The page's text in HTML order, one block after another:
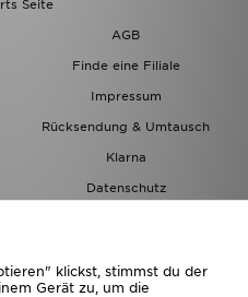
Seite
AGB
Finde eine Filiale
Impressum
Rücksendung & Umtausch
Klarna
Datenschutz
klickst, stimmst du der
Gerät zu, um die